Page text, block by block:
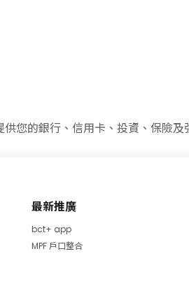
您的銀行、信用卡、投資、保險
最新推廣
bct+ app
MPF 戶口整合